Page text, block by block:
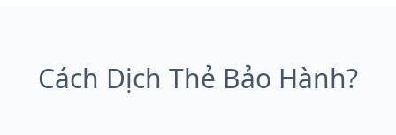
Cách Dịch Thẻ Bảo Hành?